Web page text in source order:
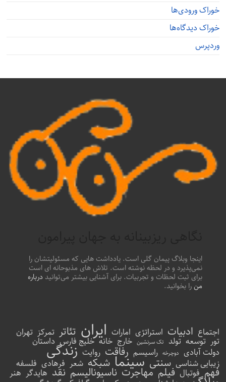
خوراک ورودی‌ها
خوراک دیدگاه‌ها
وردپرس
اینجا وبلاگ پیمان گلی است. یادداشت هایی که مسئولیتشان را
نمی‌پذیرد و در لحظه نوشته است. تلاش های مذبوحانه ای است
برای ثبت لحظات و تجربیات. برای آشنایی بیشتر می‌توانیددرباره
منرا بخوانید.
اجتماع ادبیات استراتژی امارات ایران تئاتر تمرکز تهران
تور توسعه تولد تک سرنشین خارج خانه خلیج فارس داستان
دولت آبادی دوچرخه راسیسم رفاقت روایت زندگی
زیبایی شناسی سنتی سینما شبکه شعر فرهادی فلسفه
فهم فوتبال فیلم مهاجرت ناسیونالیسم نقد هایدگر هنر